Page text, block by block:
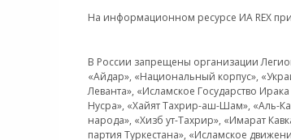
На информационном ресурсе ИА REX
В России запрещены организации
«Айдар», «Национальный корпус»,
Леванта», «Исламское Государство
Нусра», «Хайят Тахрир-аш-Шам», «Аль-
народа», «Хизб ут-Тахрир», «Имарат
партия Туркестана», «Исламское